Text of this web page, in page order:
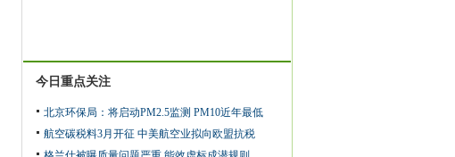
今日重点关注
北京环保局：将启动PM2.5监测 PM10近年最低
航空碳税料3月开征 中美航空业拟向欧盟抗税